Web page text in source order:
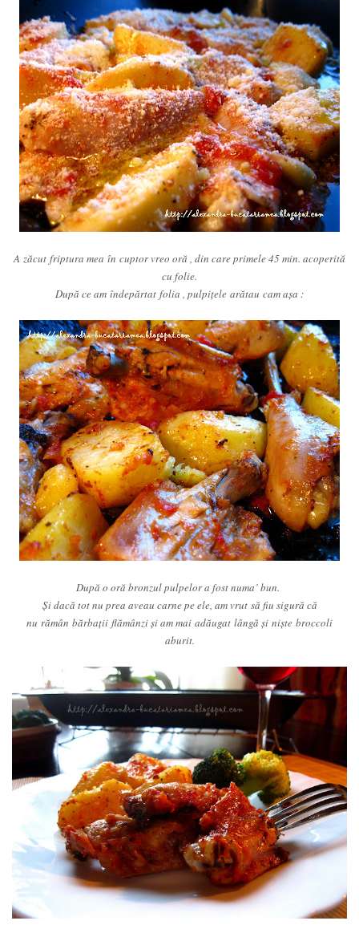
A zăcut friptura mea în cuptor vreo oră , din care primele 45 min. acoperită
cu folie.
După ce am îndepărtat folia , pulpiţele arătau cam aşa :
După o oră bronzul pulpelor a fost numa’ bun.
Şi dacă tot nu prea aveau carne pe ele, am vrut să fiu sigură că
nu rămân bărbaţii flămânzi şi am mai adăugat lângă şi nişte broccoli
aburit.